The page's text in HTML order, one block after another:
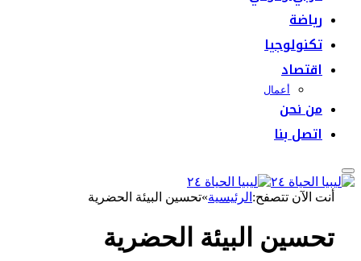
رياضة
تكنولوجيا
اقتصاد
أعمال
من نحن
اتصل بنا
أنت الآن تتصفح:الرئيسية»تحسين البيئة الحضرية
تحسين البيئة الحضرية